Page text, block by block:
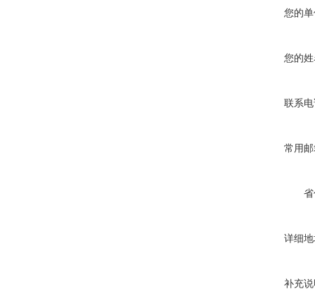
您的
您的
联系
常用
详细
补充